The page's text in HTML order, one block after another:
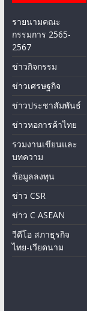
รายนามคณะ
กรรมการ 2565-
2567
ข่าวกิจกรรม
ข่าวเศรษฐกิจ
ข่าวประชาสัมพันธ์
ข่าวหอการค้าไทย
รวมงานเขียนและ
บทความ
ข้อมูลลงทุน
ข่าว CSR
ข่าว C ASEAN
วีดีโอ สภาธุรกิจ
ไทย-เวียดนาม